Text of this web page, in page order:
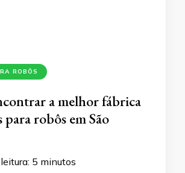
ROBÔS
a melhor fábrica
para robôs em São
5 minutos